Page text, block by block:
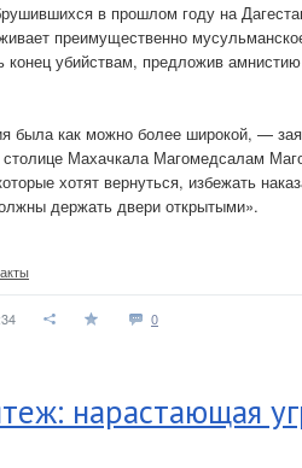
в прошлом году на
преимущественно
конец убийствам, предложив
была как можно более широкой, —
Махачкала Магомедсалам
хотят вернуться, избежать
держать двери открытыми».
0
нарастающая